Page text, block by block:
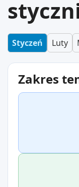
Styczeń Luty
Zakres